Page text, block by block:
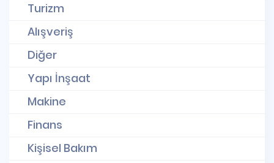
Turizm
Alışveriş
Diğer
Yapı İnşaat
Makine
Finans
Kişisel Bakım